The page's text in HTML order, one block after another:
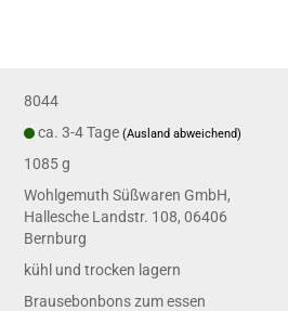
8044
ca. 3-4 Tage(Ausland abweichend)
1085 g
Wohlgemuth Süßwaren GmbH,
Hallesche Landstr. 108, 06406
Bernburg
kühl und trocken lagern
Brausebonbons zum essen